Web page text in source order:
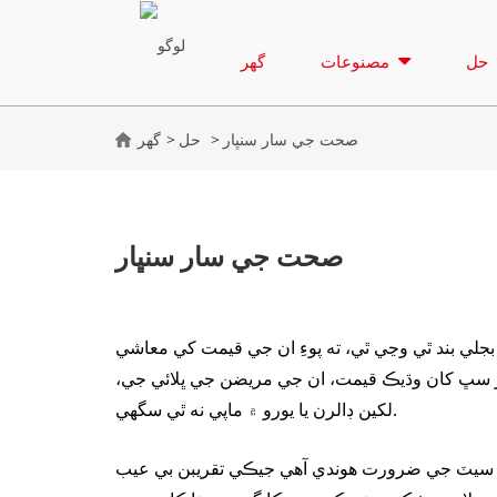
گھر مصنوعات حل
گھر حل صحت جي سار سنڀار
صحت جي سار سنڀار
بند ٿي وڃي ٿي، ته پوءِ ان جي قيمت کي معاشي
سڀ کان وڌيڪ قيمت، ان جي مريضن جي ڀلائي جي،
لکين ڊالرن يا يورو ۾ ماپي نه ٿي سگهي.
سيٽ جي ضرورت هوندي آهي جيڪي تقريبن بي عيب